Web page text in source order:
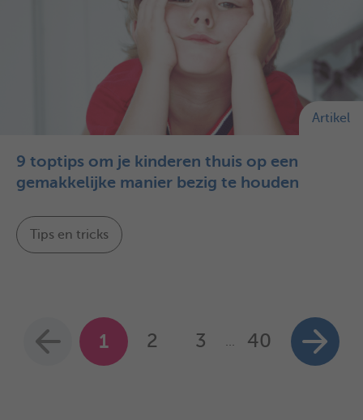
Artikel
9 toptips om je kinderen thuis op een
gemakkelijke manier bezig te houden
Tips en tricks
1 2 3 ... 40